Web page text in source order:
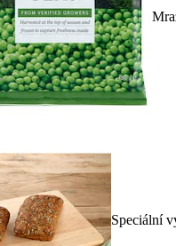
Speciální